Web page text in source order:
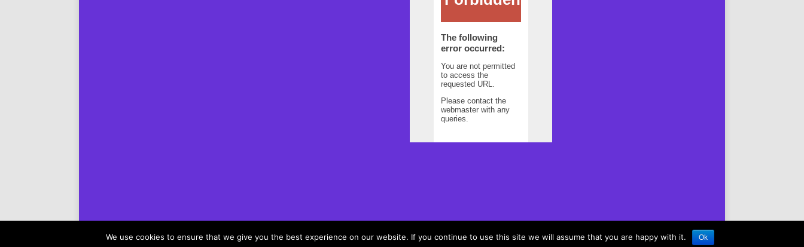
We use cookies to ensure that we give you the best experience on our website. If you continue to use this site we will assume that you are happy with it. Ok